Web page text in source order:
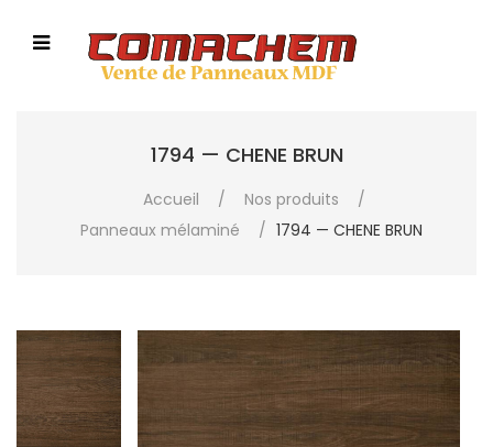
1794 — CHENE BRUN
Accueil / Nos produits
/
Panneaux mélaminé
/ 1794 — CHENE BRUN